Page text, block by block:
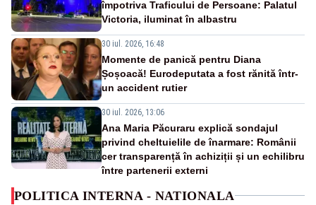
împotriva Traficului de Persoane: Palatul
Victoria, iluminat în albastru
30 iul. 2026, 16:48
Momente de panică pentru Diana
Șoșoacă! Eurodeputata a fost rănită într-
un accident rutier
30 iul. 2026, 13:06
Ana Maria Păcuraru explică sondajul
privind cheltuielile de înarmare: Românii
cer transparență în achiziții și un echilibru
între partenerii externi
POLITICA INTERNA - NATIONALA